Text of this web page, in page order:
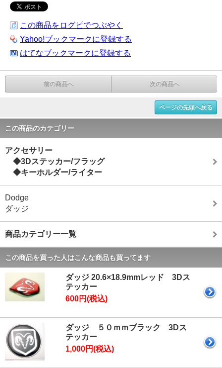
この商品をログピでつぶやく
Yahoo!ブックマークに登録する
はてなブックマークに登録する
前の商品へ 次の商品へ
ページの先頭へ戻る
この商品のカテゴリー
アクセサリー
◆3Dステッカー/フラッグ
◆キーホルダー/ライター
Dodge
ダッジ
商品カテゴリー一覧
この商品を買った人はこんな商品も買ってます
ダッジ 20.6×18.9mmレッド 3Dス
テッカー
600円(税込)
ダッジ ５０ｍｍブラック 3Dス
テッカー
1,000円(税込)